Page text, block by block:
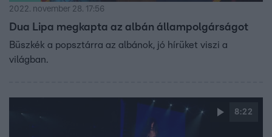
2022. november 28. 17:56
Dua Lipa megkapta az albán állampolgárságot
Büszkék a popsztárra az albánok, jó hírüket viszi a
világban.
8:22